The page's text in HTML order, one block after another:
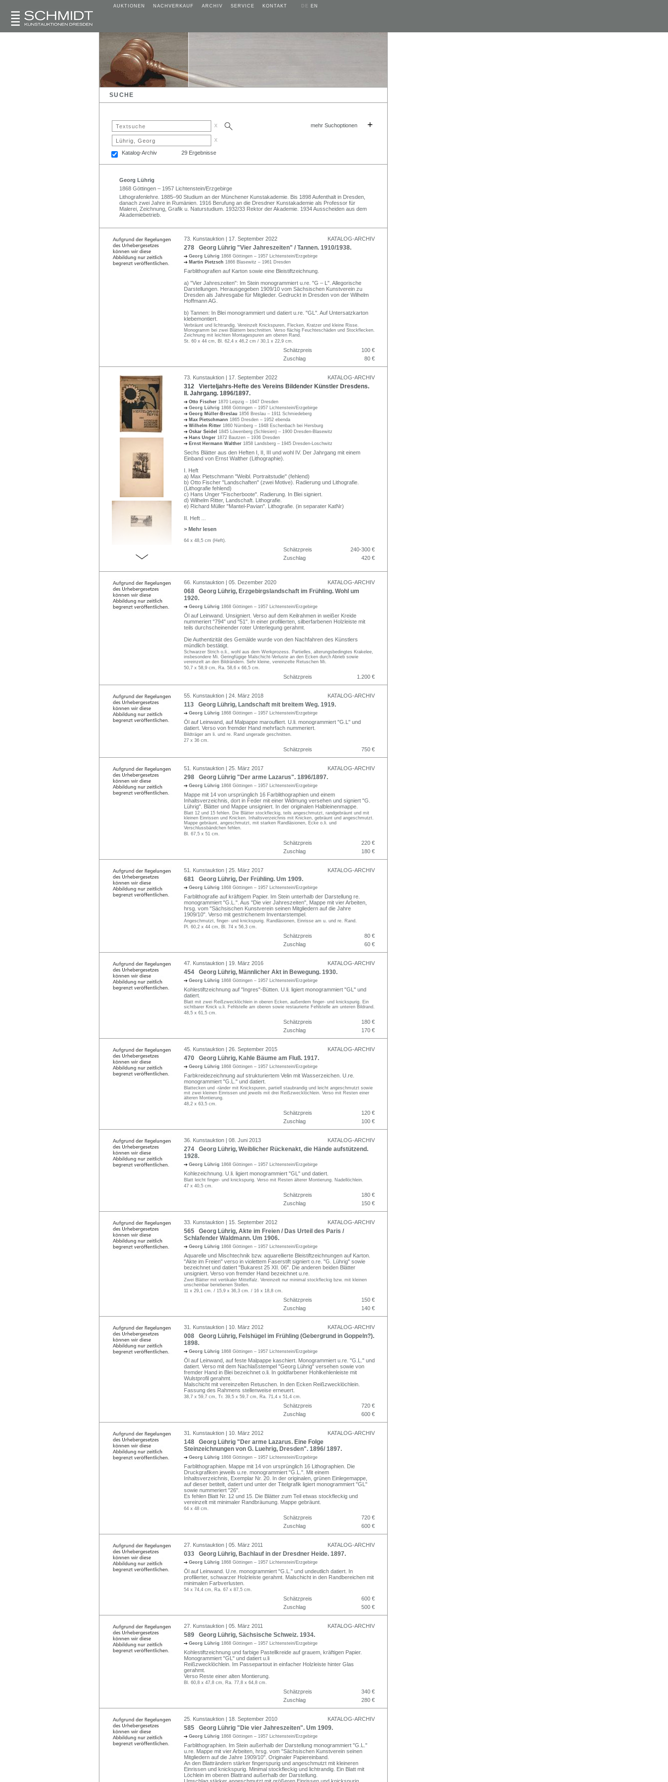
AUKTIONEN NACHVERKAUF ARCHIV SERVICE KONTAKT DE EN
SUCHE
x mehr Suchoptionen +
x
Katalog-Archiv 29 Ergebnisse
Georg Lührig
1868 Göttingen – 1957 Lichtenstein/Erzgebirge
Lithografenlehre. 1885–90 Studium an der Münchener Kunstakademie. Bis 1898 Aufenthalt in Dresden,
danach zwei Jahre in Rumänien. 1916 Berufung an die Dresdner Kunstakademie als Professor für
Malerei, Zeichnung, Grafik u. Naturstudium. 1932/33 Rektor der Akademie. 1934 Ausscheiden aus dem
Akademiebetrieb.
73. Kunstauktion | 17. September 2022 KATALOG-ARCHIV
278 Georg Lührig "Vier Jahreszeiten" / Tannen. 1910/1938.
Georg Lührig 1868 Göttingen – 1957 Lichtenstein/Erzgebirge
Martin Pietzsch 1866 Blasewitz – 1961 Dresden
Farblithografien auf Karton sowie eine Bleistiftzeichnung.
a) "Vier Jahreszeiten": Im Stein monogrammiert u.re. "G – L". Allegorische
Darstellungen. Herausgegeben 1909/10 vom Sächsischen Kunstverein zu
Dresden als Jahresgabe für Mitglieder. Gedruckt in Dresden von der Wilhelm
Hoffmann AG.
b) Tannen: In Blei monogrammiert und datiert u.re. "GL". Auf Untersatzkarton
klebemontiert.
Verbräunt und lichtrandig. Vereinzelt Knickspuren, Flecken, Kratzer und kleine Risse.
Monogramm bei zwei Blättern beschnitten. Verso flächig Feuchteschäden und Stockflecken.
Zeichnung mit leichten Montagespuren am oberen Rand.
St. 60 x 44 cm, Bl. 62,4 x 46,2 cm / 30,1 x 22,9 cm.
Schätzpreis
100 €
Zuschlag
80 €
73. Kunstauktion | 17. September 2022 KATALOG-ARCHIV
312 Vierteljahrs-Hefte des Vereins Bildender Künstler Dresdens.
II. Jahrgang. 1896/1897.
Otto Fischer 1870 Leipzig – 1947 Dresden
Georg Lührig 1868 Göttingen – 1957 Lichtenstein/Erzgebirge
Georg Müller-Breslau 1856 Breslau – 1911 Schmiedeberg
Max Pietschmann 1865 Dresden – 1952 ebenda
Wilhelm Ritter 1860 Nürnberg – 1948 Eschenbach bei Hersburg
Oskar Seidel 1845 Löwenberg (Schlesien) – 1900 Dresden-Blasewitz
Hans Unger 1872 Bautzen – 1936 Dresden
Ernst Hermann Walther 1858 Landsberg – 1945 Dresden-Loschwitz
Sechs Blätter aus den Heften I, II, III und wohl IV. Der Jahrgang mit einem
Einband von Ernst Walther (Lithographie).
I. Heft
a) Max Pietschmann "Weibl. Portraitstudie" (fehlend)
b) Otto Fischer "Landschaften" (zwei Motive). Radierung und Lithografie.
(Lithografie fehlend)
c) Hans Unger "Fischerboote". Radierung. In Blei signiert.
d) Wilhelm Ritter, Landschaft. Lithografie.
e) Richard Müller "Mantel-Pavian". Lithografie. (in separater KatNr)
II. Heft
> Mehr lesen
64 x 48,5 cm (Heft).
Schätzpreis
240-300 €
Zuschlag
420 €
66. Kunstauktion | 05. Dezember 2020 KATALOG-ARCHIV
068 Georg Lührig, Erzgebirgslandschaft im Frühling. Wohl um
1920.
Georg Lührig 1868 Göttingen – 1957 Lichtenstein/Erzgebirge
Öl auf Leinwand. Unsigniert. Verso auf dem Keilrahmen in weißer Kreide
nummeriert "794" und "51". In einer profilierten, silberfarbenen Holzleiste mit
teils durchscheinender roter Unterlegung gerahmt.
Die Authentizität des Gemälde wurde von den Nachfahren des Künstlers
mündlich bestätigt.
Schwarzer Strich o.li., wohl aus dem Werkprozess. Partielles, alterungsbedingtes Krakelee,
insbesondere Mi. Geringfügige Malschicht-Verluste an den Ecken durch Abrieb sowie
vereinzelt an den Bildrändern. Sehr kleine, vereinzelte Retuschen Mi.
50,7 x 58,9 cm, Ra. 58,6 x 66,5 cm.
Schätzpreis 1.200 €
55. Kunstauktion | 24. März 2018 KATALOG-ARCHIV
113 Georg Lührig, Landschaft mit breitem Weg. 1919.
Georg Lührig 1868 Göttingen – 1957 Lichtenstein/Erzgebirge
Öl auf Leinwand, auf Malpappe maroufliert. U.li. monogrammiert "G.L" und
datiert. Verso von fremder Hand mehrfach nummeriert.
Bildträger am li. und re. Rand ungerade geschnitten.
27 x 36 cm.
Schätzpreis 750 €
51. Kunstauktion | 25. März 2017 KATALOG-ARCHIV
298 Georg Lührig "Der arme Lazarus". 1896/1897.
Georg Lührig 1868 Göttingen – 1957 Lichtenstein/Erzgebirge
Mappe mit 14 von ursprünglich 16 Farblithographien und einem
Inhaltsverzeichnis, dort in Feder mit einer Widmung versehen und signiert "G.
Lührig". Blätter und Mappe unsigniert. In der originalen Halbleinenmappe.
Blatt 12 und 15 fehlen. Die Blätter stockfleckig, teils angeschmutzt, randgebräunt und mit
kleinen Einrissen und Knicken. Inhaltsverzeichnis mit Knicken, gebräunt und angeschmutzt.
Mappe gebräunt, angeschmutzt, mit starken Randläsionen, Ecke o.li. und
Verschlussbändchen fehlen.
Bl. 67,5 x 51 cm.
Schätzpreis
220 €
Zuschlag
180 €
51. Kunstauktion | 25. März 2017 KATALOG-ARCHIV
681 Georg Lührig, Der Frühling. Um 1909.
Georg Lührig 1868 Göttingen – 1957 Lichtenstein/Erzgebirge
Farblithografie auf kräftigem Papier. Im Stein unterhalb der Darstellung re.
monogrammiert "G.L.". Aus "Die vier Jahreszeiten", Mappe mit vier Arbeiten,
hrsg. vom "Sächsischen Kunstverein seinen Mitgliedern auf die Jahre
1909/10". Verso mit gestrichenem Inventarstempel.
Angeschmutzt, finger- und knickspurig. Randläsionen, Einrisse am u. und re. Rand.
Pl. 60,2 x 44 cm, Bl. 74 x 56,3 cm.
Schätzpreis
80 €
Zuschlag
60 €
47. Kunstauktion | 19. März 2016 KATALOG-ARCHIV
454 Georg Lührig, Männlicher Akt in Bewegung. 1930.
Georg Lührig 1868 Göttingen – 1957 Lichtenstein/Erzgebirge
Kohlestiftzeichnung auf "Ingres"-Bütten. U.li. ligiert monogrammiert "GL" und
datiert.
Blatt mit zwei Reißzwecklöchlein in oberen Ecken, außerdem finger- und knickspurig. Ein
sichtbarer Knick u.li. Fehlstelle am oberen sowie restaurierte Fehlstelle am unteren Bildrand.
48,5 x 61,5 cm.
Schätzpreis
180 €
Zuschlag
170 €
45. Kunstauktion | 26. September 2015 KATALOG-ARCHIV
470 Georg Lührig, Kahle Bäume am Fluß. 1917.
Georg Lührig 1868 Göttingen – 1957 Lichtenstein/Erzgebirge
Farbkreidezeichnung auf strukturiertem Velin mit Wasserzeichen. U.re.
monogrammiert "G.L." und datiert.
Blattecken und -ränder mit Knickspuren, partiell staubrandig und leicht angeschmutzt sowie
mit zwei kleinen Einrissen und jeweils mit drei Reißzwecklöchlein. Verso mit Resten einer
älteren Montierung.
48,2 x 63,5 cm.
Schätzpreis
120 €
Zuschlag
100 €
36. Kunstauktion | 08. Juni 2013 KATALOG-ARCHIV
274 Georg Lührig, Weiblicher Rückenakt, die Hände aufstützend.
1928.
Georg Lührig 1868 Göttingen – 1957 Lichtenstein/Erzgebirge
Kohlezeichnung. U.li. ligiert monogrammiert "GL" und datiert.
Blatt leicht finger- und knickspurig. Verso mit Resten älterer Montierung. Nadellöchlein.
47 x 40,5 cm.
Schätzpreis
180 €
Zuschlag
150 €
33. Kunstauktion | 15. September 2012 KATALOG-ARCHIV
565 Georg Lührig, Akte im Freien / Das Urteil des Paris /
Schlafender Waldmann. Um 1906.
Georg Lührig 1868 Göttingen – 1957 Lichtenstein/Erzgebirge
Aquarelle und Mischtechnik bzw. aquarellierte Bleistiftzeichnungen auf Karton.
"Akte im Freien" verso in violettem Faserstift signiert o.re. "G. Lührig" sowie
bezeichnet und datiert "Bukarest 25 XII. 06". Die anderen beiden Blätter
unsigniert. Verso von fremder Hand bezeichnet u.re.
Zwei Blätter mit vertikaler Mittelfalz. Vereinzelt nur minimal stockfleckig bzw. mit kleinen
unscheinbar beriebenen Stellen.
11 x 29,1 cm. / 15,9 x 36,3 cm. / 16 x 18,8 cm.
Schätzpreis
150 €
Zuschlag
140 €
31. Kunstauktion | 10. März 2012 KATALOG-ARCHIV
008 Georg Lührig, Felshügel im Frühling (Gebergrund in Goppeln?).
1898.
Georg Lührig 1868 Göttingen – 1957 Lichtenstein/Erzgebirge
Öl auf Leinwand, auf feste Malpappe kaschiert. Monogrammiert u.re. "G.L." und
datiert. Verso mit dem Nachlaßstempel "Georg Lührig" versehen sowie von
fremder Hand in Blei bezeichnet o.li. In goldfarbener Hohlkehlenleiste mit
Wulstprofil gerahmt.
Malschicht mit vereinzelten Retuschen. In den Ecken Reißzwecklöchlein.
Fassung des Rahmens stellenweise erneuert.
38,7 x 59,7 cm, Tr. 39,5 x 59,7 cm, Ra. 71,4 x 51,4 cm.
Schätzpreis
720 €
Zuschlag
600 €
31. Kunstauktion | 10. März 2012 KATALOG-ARCHIV
148 Georg Lührig "Der arme Lazarus. Eine Folge
Steinzeichnungen von G. Luehrig, Dresden". 1896/ 1897.
Georg Lührig 1868 Göttingen – 1957 Lichtenstein/Erzgebirge
Farblithographien. Mappe mit 14 von ursprünglich 16 Lithographien. Die
Druckgrafiken jeweils u.re. monogrammiert "G.L.". Mit einem
Inhaltsverzeichnis, Exemplar Nr. 20. In der originalen, grünen Einlegemappe,
auf dieser betitelt, datiert und unter der Titelgrafik ligiert monogrammiert "GL"
sowie nummeriert "26".
Es fehlen Blatt Nr. 12 und 15. Die Blätter zum Teil etwas stockfleckig und
vereinzelt mit minimaler Randbräunung. Mappe gebräunt.
64 x 48 cm.
Schätzpreis
720 €
Zuschlag
600 €
27. Kunstauktion | 05. März 2011 KATALOG-ARCHIV
033 Georg Lührig, Bachlauf in der Dresdner Heide. 1897.
Georg Lührig 1868 Göttingen – 1957 Lichtenstein/Erzgebirge
Öl auf Leinwand. U.re. monogrammiert "G.L." und undeutlich datiert. In
profilierter, schwarzer Holzleiste gerahmt. Malschicht in den Randbereichen mit
minimalen Farbverlusten.
54 x 74,4 cm, Ra. 67 x 87,5 cm.
Schätzpreis
600 €
Zuschlag
500 €
27. Kunstauktion | 05. März 2011 KATALOG-ARCHIV
589 Georg Lührig, Sächsische Schweiz. 1934.
Georg Lührig 1868 Göttingen – 1957 Lichtenstein/Erzgebirge
Kohlestiftzeichnung und farbige Pastellkreide auf grauem, kräftigen Papier.
Monogrammiert "GL" und datiert u.li
Reißzwecklöchlein. Im Passepartout in einfacher Holzleiste hinter Glas
gerahmt.
Verso Reste einer alten Montierung.
Bl. 60,8 x 47,8 cm, Ra. 77,8 x 64,8 cm.
Schätzpreis
340 €
Zuschlag
280 €
25. Kunstauktion | 18. September 2010 KATALOG-ARCHIV
585 Georg Lührig "Die vier Jahreszeiten". Um 1909.
Georg Lührig 1868 Göttingen – 1957 Lichtenstein/Erzgebirge
Farblithographien. Im Stein außerhalb der Darstellung monogrammiert "G.L."
u.re. Mappe mit vier Arbeiten, hrsg. vom "Sächsischen Kunstverein seinen
Mitgliedern auf die Jahre 1909/10". Originaler Papiereinband.
An den Blatträndern stärker fingerspurig und angeschmutzt mit kleineren
Einrissen und knickspurig. Minimal stockfleckig und lichtrandig. Ein Blatt mit
Löchlein im oberen Blattrand außerhalb der Darstellung.